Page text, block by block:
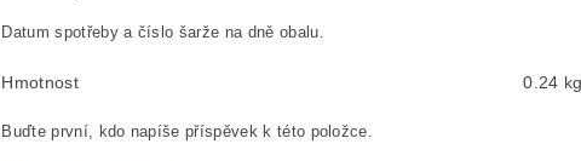
Datum spotřeby a číslo šarže na dně obalu.
Hmotnost 0.24 kg
Buďte první, kdo napíše příspěvek k této položce.